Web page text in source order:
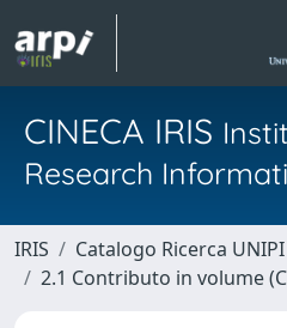
CINECA IRIS
Research
IRIS Catalogo Ricerca UNIPI
2.1 Contributo in volume